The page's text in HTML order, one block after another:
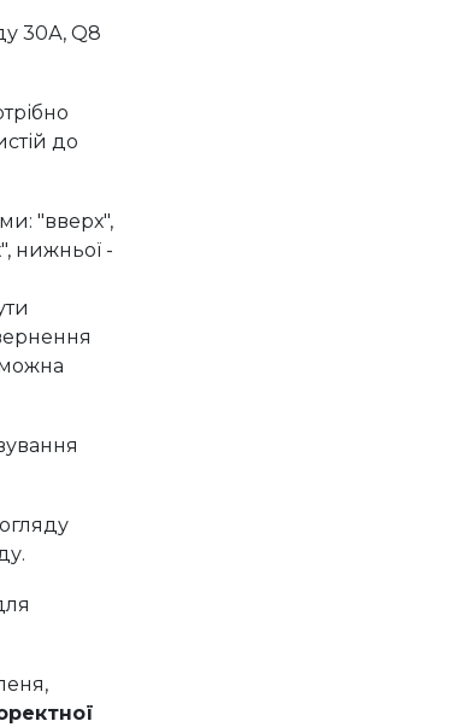
30А, Q8
до
"вверх",
нижньої -